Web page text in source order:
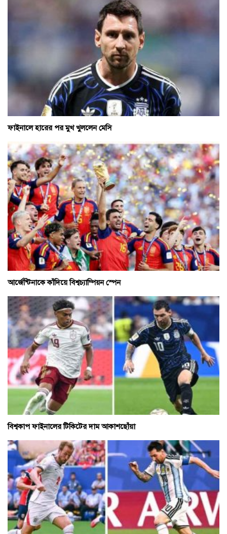
ফাইনালে হারের পর মুখ খুললেন মেসি
আর্জেন্টিনাকে কাঁদিয়ে বিশ্বচ্যাম্পিয়ন স্পেন
বিশ্বকাপ ফাইনালের টিকিটের দাম আকাশছোঁয়া